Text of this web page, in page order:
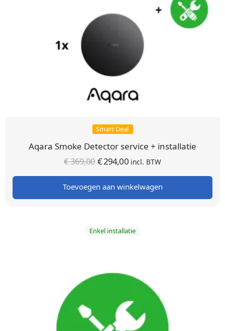
Smart Deal
Aqara Smoke Detector service + installatie
€369,00Oorspronkelijke
prijs was:
€ 369,00.
€294,00 Huidige
prijs is:
€ 294,00.
incl. BTW
Toevoegen aan winkelwagen
Enkel installatie